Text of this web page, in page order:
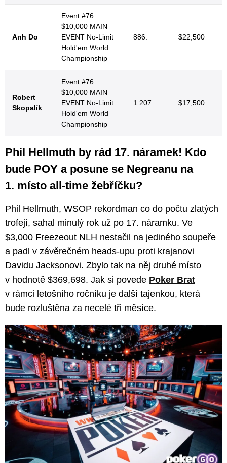
Anh Do
Event #76:
$10,000 MAIN
EVENT No-Limit
Hold'em World
Championship
886. $22,500
Robert
Skopalík
Event #76:
$10,000 MAIN
EVENT No-Limit
Hold'em World
Championship
1 207. $17,500
Phil Hellmuth by rád 17. náramek! Kdo
bude POY a posune se Negreanu na
1. místo all-time žebříčku?
Phil Hellmuth, WSOP rekordman co do počtu zlatých
trofejí, sahal minulý rok už po 17. náramku. Ve
$3,000 Freezeout NLH nestačil na jediného soupeře
a padl v závěrečném heads-upu proti krajanovi
Davidu Jacksonovi. Zbylo tak na něj druhé místo
v hodnotě $369,698. Jak si povede Poker Brat
v rámci letošního ročníku je další tajenkou, která
bude rozluštěna za necelé tři měsíce.